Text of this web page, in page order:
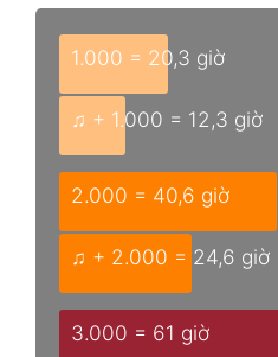
1.000 = 20,3 giờ
♫ + 1.000 = 12,3 giờ
2.000 = 40,6 giờ
♫ + 2.000 = 24,6 giờ
3.000 = 61 giờ